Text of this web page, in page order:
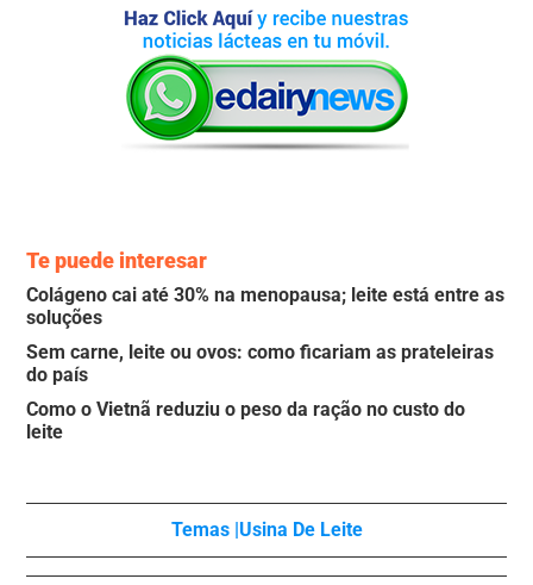
Te puede interesar
Colágeno cai até 30% na menopausa; leite está entre as
soluções
Sem carne, leite ou ovos: como ficariam as prateleiras
do país
Como o Vietnã reduziu o peso da ração no custo do
leite
Temas | Usina De Leite